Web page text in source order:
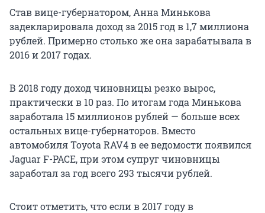
Став вице-губернатором, Анна Минькова
задекларировала доход за 2015 год в 1,7миллиона
рублей. Примерно столько же она зарабатывала в
2016 и 2017 годах.
В 2018 году доход чиновницы резко вырос,
практически в 10 раз. По итогам года Минькова
заработала 15 миллионов рублей — больше всех
остальных вице-губернаторов. Вместо
автомобиля Toyota RAV4 в ее ведомости появился
Jaguar F-PACE, при этом супруг чиновницы
заработал за год всего 293 тысячи рублей.
Стоит отметить, что если в 2017 году в